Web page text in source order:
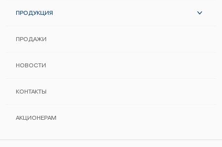
МЕНЕДЖМЕНТ КАЧЕСТВА
ИНФОРМАЦИЯ ДЛЯ ПОТРЕБИТЕЛЯ
ПРОДУКЦИЯ
ДВИГАТЕЛИ ЗМЗ
ПРОДАЖИ
НОВОСТИ
КОНТАКТЫ
АКЦИОНЕРАМ